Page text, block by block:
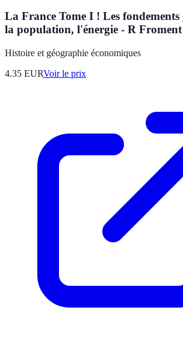
La France Tome I ! Les fondements
la population, l'énergie - R Froment
Histoire et géographie économiques
4.35 EURVoir le prix